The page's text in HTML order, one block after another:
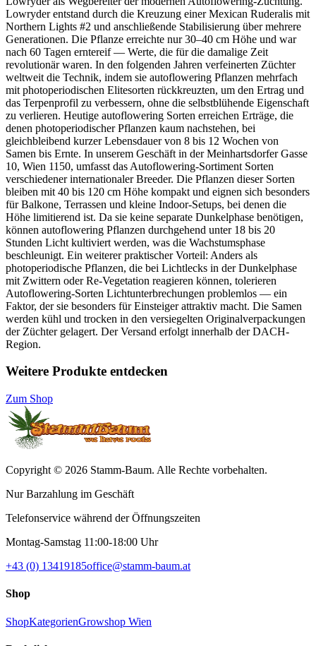
Lowryder entstand durch die Kreuzung einer Mexican Ruderalis mit
Northern Lights #2 und anschließende Stabilisierung über mehrere
Generationen. Die Pflanze erreichte nur 30–40 cm Höhe und war
nach 60 Tagen erntereif — Werte, die für die damalige Zeit
revolutionär waren. In den folgenden Jahren verfeinerten Züchter
weltweit die Technik, indem sie autoflowering Pflanzen mehrfach
mit photoperiodischen Elitesorten rückkreuzten, um den Ertrag und
das Terpenprofil zu verbessern, ohne die selbstblühende Eigenschaft
zu verlieren. Heutige autoflowering Sorten erreichen Erträge, die
denen photoperiodischer Pflanzen kaum nachstehen, bei
gleichbleibend kurzer Lebensdauer von 8 bis 12 Wochen von
Samen bis Ernte. In unserem Geschäft in der Meinhartsdorfer Gasse
10, Wien 1150, umfasst das Autoflowering-Sortiment Sorten
verschiedener internationaler Breeder. Die Pflanzen dieser Sorten
bleiben mit 40 bis 120 cm Höhe kompakt und eignen sich besonders
für Balkone, Terrassen und kleine Indoor-Setups, bei denen die
Höhe limitierend ist. Da sie keine separate Dunkelphase benötigen,
können autoflowering Pflanzen durchgehend unter 18 bis 20
Stunden Licht kultiviert werden, was die Wachstumsphase
beschleunigt. Ein weiterer praktischer Vorteil: Anders als
photoperiodische Pflanzen, die bei Lichtlecks in der Dunkelphase
mit Zwittern oder Re-Vegetation reagieren können, tolerieren
Autoflowering-Sorten Lichtunterbrechungen problemlos — ein
Faktor, der sie besonders für Einsteiger attraktiv macht. Die Samen
werden kühl und trocken in den versiegelten Originalverpackungen
der Züchter gelagert. Der Versand erfolgt innerhalb der DACH-
Region.
Weitere Produkte entdecken
Zum Shop
Copyright © 2026 Stamm-Baum. Alle Rechte vorbehalten.
Nur Barzahlung im Geschäft
Telefonservice während der Öffnungszeiten
Montag-Samstag 11:00-18:00 Uhr
+43 (0) 13419185office@stamm-baum.at
Shop
ShopKategorienGrowshop Wien